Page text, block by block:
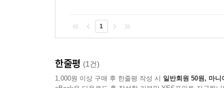
1
한줄평 (1건)
1,000원 이상 구매 후 한줄평 작성 시 일반회원 50원, 마니